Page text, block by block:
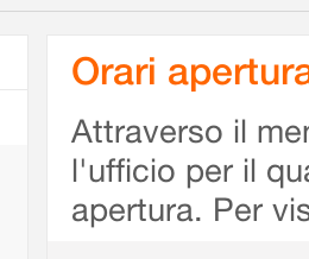
Orari
Attraverso il
l'ufficio per il
apertura. Per